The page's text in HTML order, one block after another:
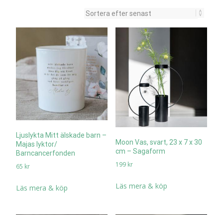
senaste
Ljuslykta Mitt älskade barn –
Majas lyktor/
Barncancerfonden
65 kr
Läs mera & köp
Moon Vas, svart, 23 x 7 x 30
cm – Sagaform
199 kr
Läs mera & köp